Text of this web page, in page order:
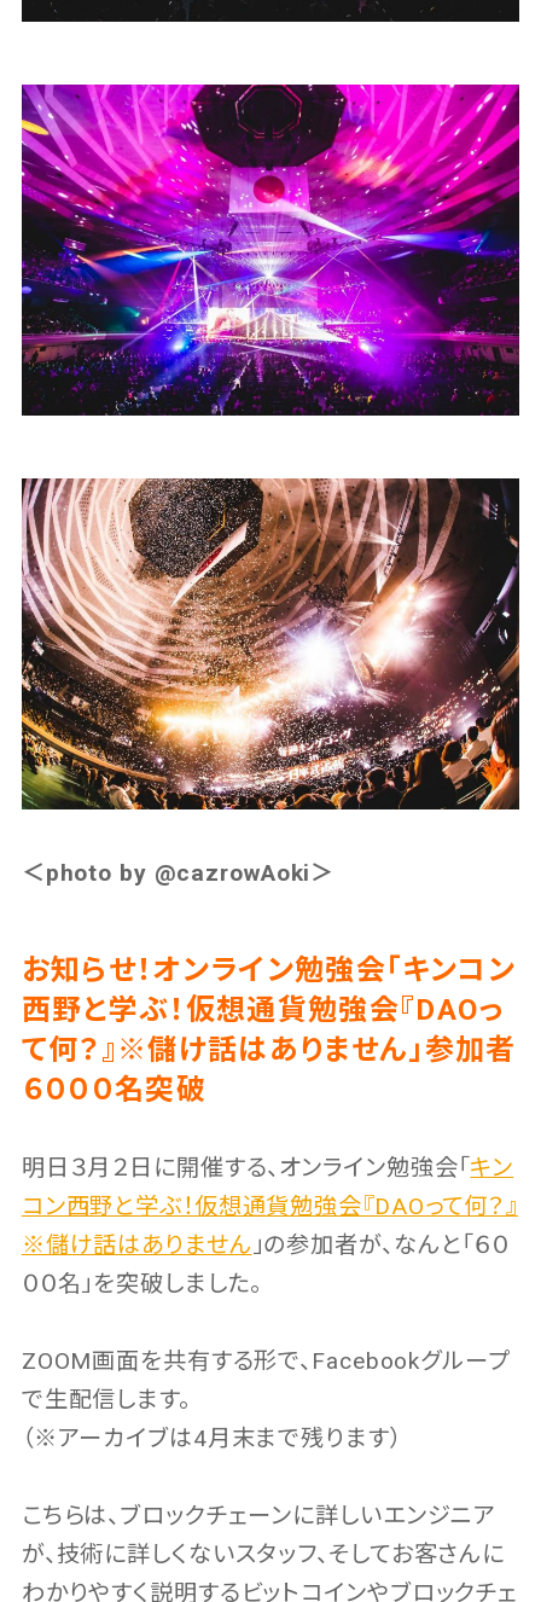
＜photo by @cazrowAoki＞
お知らせ！オンライン勉強会「キンコン
西野と学ぶ！仮想通貨勉強会『DAOっ
て何？』※儲け話はありません」参加者
６０００名突破
明日３月２日に開催する、オンライン勉強会「 キン
コン西野と学ぶ！仮想通貨勉強会『DAOって何？』
※儲け話はありません」の参加者が、なんと「６０
００名」を突破しました。
ZOOM画面を共有する形で、Facebookグループ
で生配信します。
（※アーカイブは4月末まで残ります）
こちらは、ブロックチェーンに詳しいエンジニア
が、技術に詳しくないスタッフ、そしてお客さんに
わかりやすく説明するビットコインやブロックチェ